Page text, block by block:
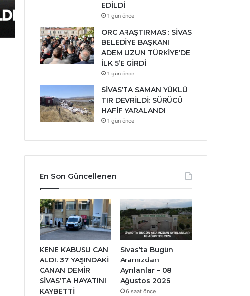
EDİLDİ
1 gün önce
ORC ARAŞTIRMASI: SİVAS
BELEDİYE BAŞKANI
ADEM UZUN TÜRKİYE’DE
İLK 5’E GİRDİ
1 gün önce
SİVAS’TA SAMAN YÜKLÜ
TIR DEVRİLDİ: SÜRÜCÜ
HAFİF YARALANDI
1 gün önce
En Son Güncellenen
KENE KABUSU CAN
ALDI: 37 YAŞINDAKİ
CANAN DEMİR
SİVAS’TA HAYATINI
KAYBETTİ
Sivas’ta Bugün
Aramızdan
Ayrılanlar – 08
Ağustos 2026
6 saat önce